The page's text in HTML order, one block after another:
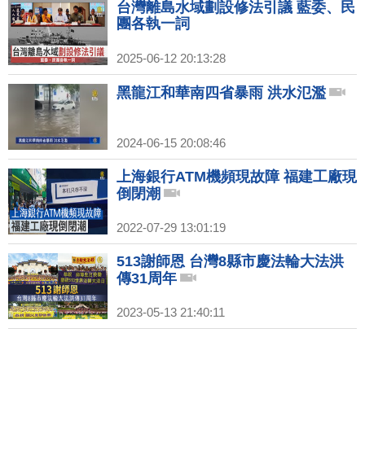
台灣離島水域劃設修法引議 藍委、民
團各執一詞
2025-06-12 20:13:28
黑龍江和華南四省暴雨 洪水氾濫
2024-06-15 20:08:46
上海銀行ATM機頻現故障 福建工廠現
倒閉潮
2022-07-29 13:01:19
513謝師恩 台灣8縣市慶法輪大法洪
傳31周年
2023-05-13 21:40:11